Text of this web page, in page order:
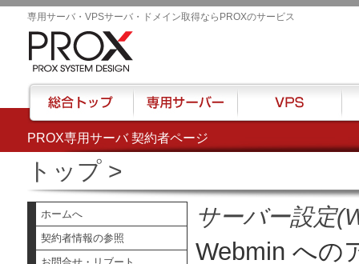
PROX専用サーバ 契約者ページ
専用サーバ・VPSサーバ・ドメイン取得ならPROXのサービス
トップ>
ホームへ
契約者情報の参照
サーバー設定
Webmin への
総合トップ 専用サーバー VPS ハ